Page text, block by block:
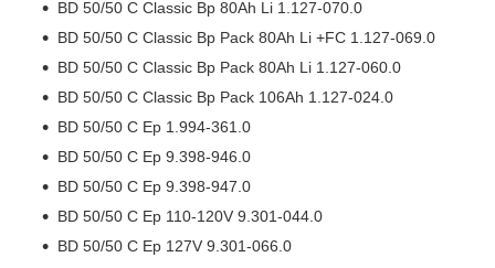
BD 50/50 C Classic Bp 80Ah Li 1.127-070.0
BD 50/50 C Classic Bp Pack 80Ah Li +FC 1.127-069.0
BD 50/50 C Classic Bp Pack 80Ah Li 1.127-060.0
BD 50/50 C Classic Bp Pack 106Ah 1.127-024.0
BD 50/50 C Ep 1.994-361.0
BD 50/50 C Ep 9.398-946.0
BD 50/50 C Ep 9.398-947.0
BD 50/50 C Ep 110-120V 9.301-044.0
BD 50/50 C Ep 127V 9.301-066.0